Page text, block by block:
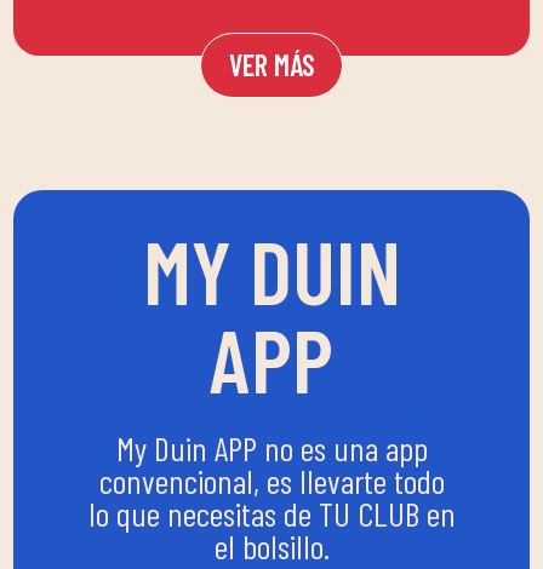
VER MÁS
MY DUIN
APP
My Duin APP no es una app
convencional, es llevarte todo
lo que necesitas de TU CLUB en
el bolsillo.